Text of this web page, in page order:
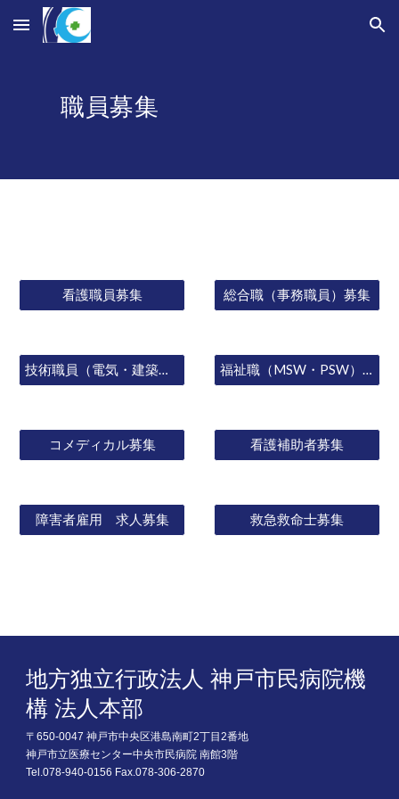
Skip to main content Skip to navigation
職員募集
看護職員募集 総合職（事務職員）募集
技術職員（電気・建築・機械）募集 福祉職（MSW・PSW）募集
コメディカル募集 看護補助者募集
障害者雇用 求人募集 救急救命士募集
地方独立行政法人 神戸市民病院機
構 法人本部
〒650-0047 神戸市中央区港島南町2丁目2番地
神戸市立医療センター中央市民病院 南館3階
Tel.078-940-0156 Fax.078-306-2870